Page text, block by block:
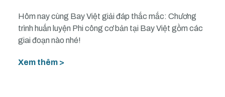
Hôm nay cùng Bay Việt giải đáp thắc mắc: Chương
trình huấn luyện Phi công cơ bản tại Bay Việt gồm các
giai đoạn nào nhé!
Xem thêm >